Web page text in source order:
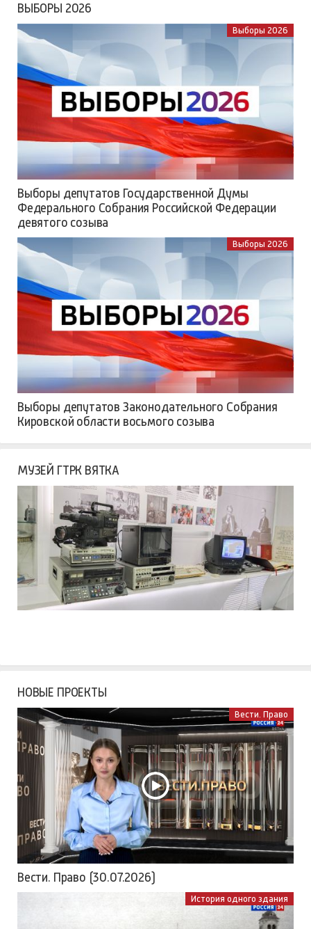
ВЫБОРЫ 2026
Выборы 2026
Выборы депутатов Государственной Думы
Федерального Собрания Российской Федерации
девятого созыва
Выборы 2026
Выборы депутатов Законодательного Собрания
Кировской области восьмого созыва
МУЗЕЙ ГТРК ВЯТКА
НОВЫЕ ПРОЕКТЫ
Вести. Право
Вести. Право (30.07.2026)
История одного здания